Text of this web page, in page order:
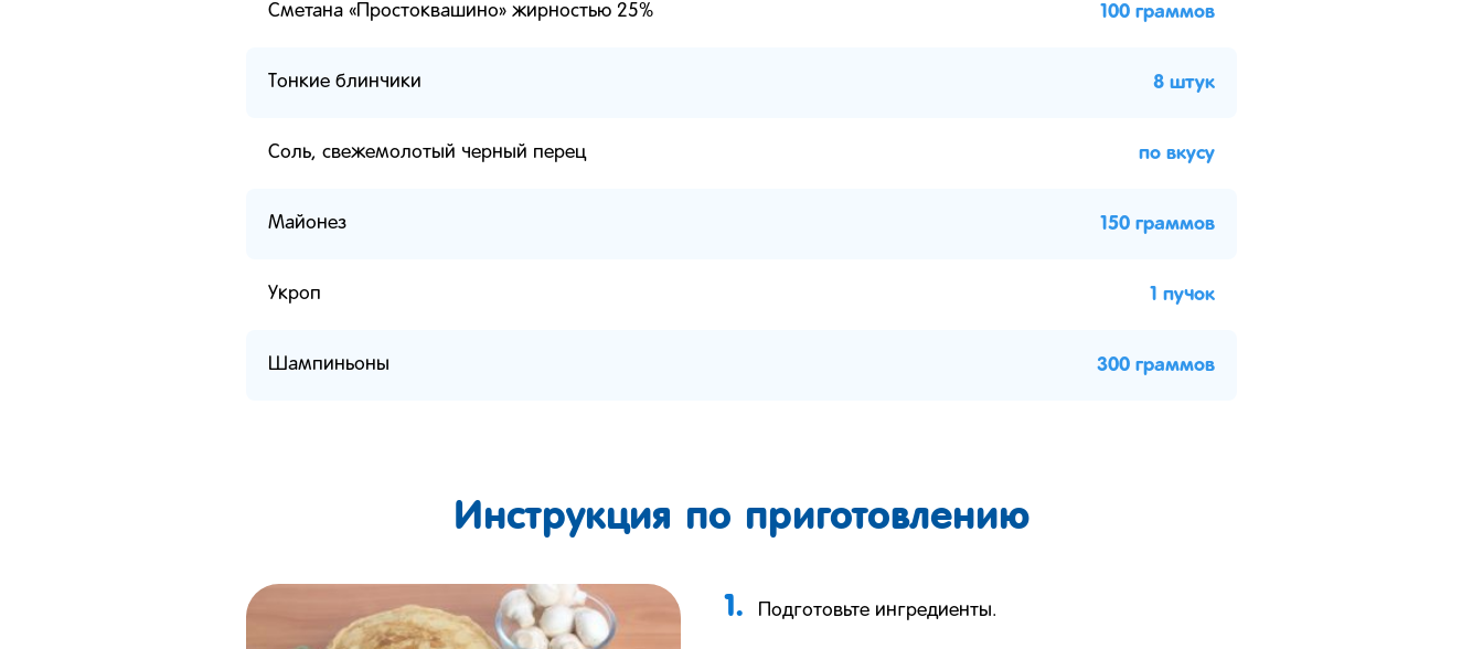
Сметана «Простоквашино» жирностью 25% 100 граммов
Тонкие блинчики 8 штук
Соль, свежемолотый черный перец по вкусу
Майонез 150 граммов
Укроп 1 пучок
Шампиньоны 300 граммов
Инструкция по приготовлению
1. Подготовьте ингредиенты.